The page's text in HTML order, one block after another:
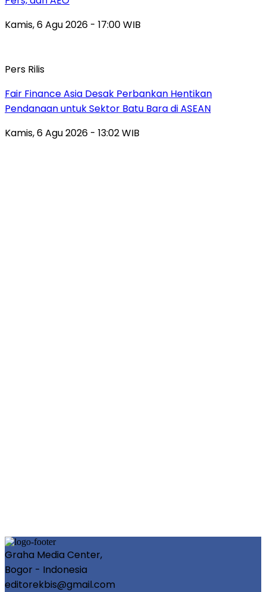
Kamis, 6 Agu 2026 - 17:00 WIB
Pers Rilis
Fair Finance Asia Desak Perbankan Hentikan
Pendanaan untuk Sektor Batu Bara di ASEAN
Kamis, 6 Agu 2026 - 13:02 WIB
Graha Media Center,
Bogor - Indonesia
editorekbis@gmail.com